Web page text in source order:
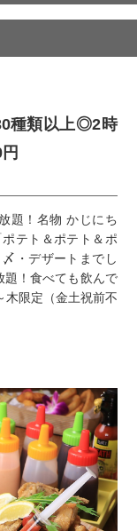
種類以上◎2時
題！名物 かじにち
テト＆ポテト＆ポ
・デザートまでし
題！食べても飲んで
限定（金土祝前不